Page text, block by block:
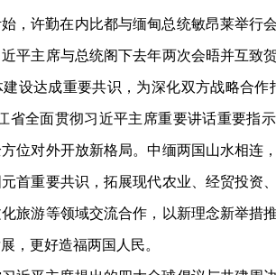
，许勤在内比都与缅甸总统敏昂莱举行
平主席与总统阁下去年两次会晤并互致
设达成重要共识，为深化双方战略合作
省全面贯彻习近平主席重要讲话重要指
位对外开放新格局。中缅两国山水相连
首重要共识，拓展现代农业、经贸投资
旅游等领域交流合作，以新理念新举措
，更好造福两国人民。